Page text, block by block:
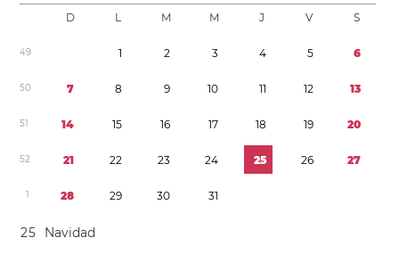
D L M M J V S
49 1 2 3 4 5 6
50 7 8 9 10 11 12 13
51 14 15 16 17 18 19 20
52 21 22 23 24 25 26 27
1 28 29 30 31
25 Navidad